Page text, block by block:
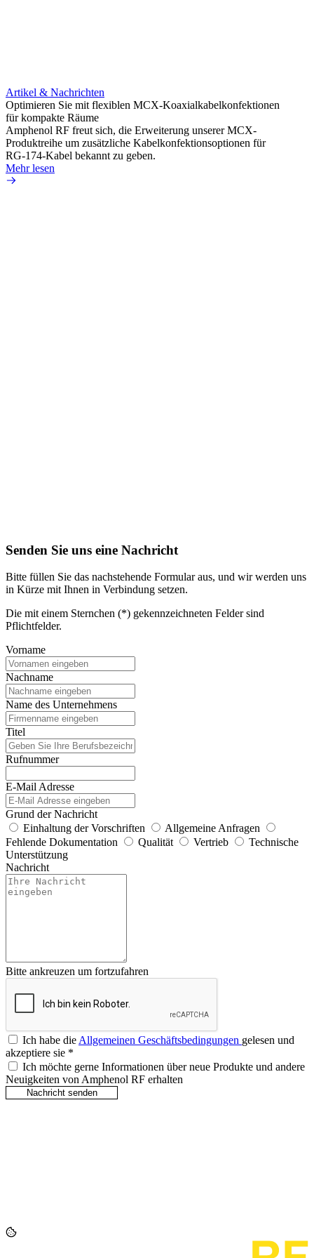
Artikel & Nachrichten
Optimieren Sie mit flexiblen MCX-Koaxialkabelkonfektionen
für kompakte Räume
Amphenol RF freut sich, die Erweiterung unserer MCX-
Produktreihe um zusätzliche Kabelkonfektionsoptionen für
RG-174-Kabel bekannt zu geben.
Mehr lesen
Senden Sie uns eine Nachricht
Bitte füllen Sie das nachstehende Formular aus, und wir werden uns
in Kürze mit Ihnen in Verbindung setzen.
Die mit einem Sternchen (*) gekennzeichneten Felder sind
Pflichtfelder.
Vorname
Nachname
Name des Unternehmens
Titel
Rufnummer
E-Mail Adresse
Grund der Nachricht
Einhaltung der Vorschriften
Allgemeine Anfragen
Fehlende Dokumentation
Qualität Vertrieb
Technische
Unterstützung
Nachricht
Bitte ankreuzen um fortzufahren
Ich habe dieAllgemeinen Geschäftsbedingungen gelesen und
akzeptiere sie *
Ich möchte gerne Informationen über neue Produkte und andere
Neuigkeiten von Amphenol RF erhalten